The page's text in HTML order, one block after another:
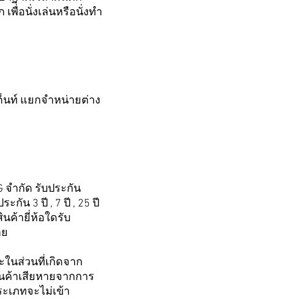
เพื่ี่อนั่งเล่นหรือนั่งทำ
นท์ แยกจำหน่ายต่าง
จำกัด รับประกัน
กัน 3 ปี , 7 ปี , 25 ปี
นค้ายี่ห้อใดรับ
ในส่วนที่เกิดจาก
าเสียหายจากการ
เภทจะไม่เข้า